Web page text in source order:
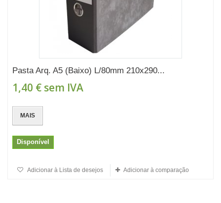
Pasta Arq. A5 (Baixo) L/80mm 210x290...
1,40 € sem IVA
MAIS
Disponível
Adicionar à Lista de desejos Adicionar à comparação